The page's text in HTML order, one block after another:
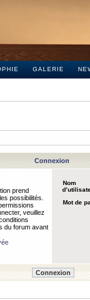
GALERIE
Connexion
prend
possibilités.
veuillez
du forum avant
Nom
Mot de